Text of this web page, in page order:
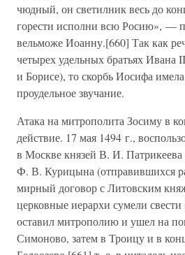
чюдный, он светилник весь до
горести исполни всю Росию», —
вельможе Иоанну.[660] Так как
четырех удельных братьях
и Борисе), то скорбь Иосифа
проудельное звучание.
Атака на митрополита Зосиму в
действие. 17 мая 1494 г.,
в Москве князей В. И.
Ф. В. Курицына (отправившихся
мирный договор с Литовским
церковные иерархи сумели
оставил митрополию и ушел на
Симоново, затем в Троицу и в